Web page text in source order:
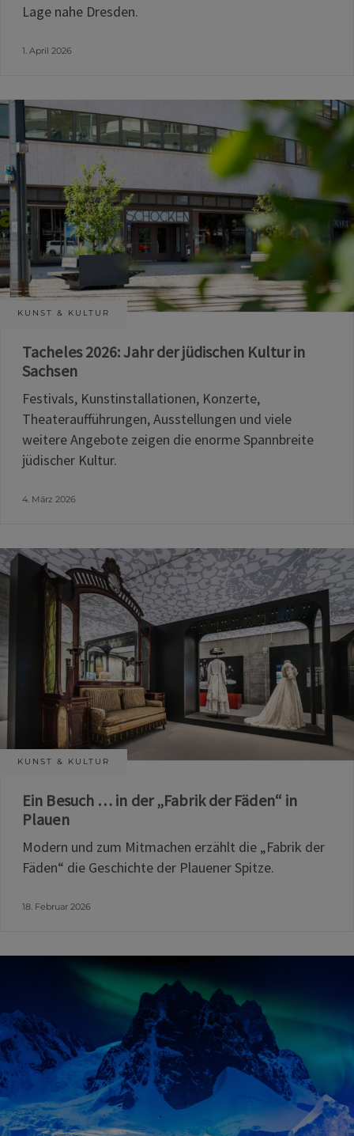
Lage nahe Dresden.
1. April 2026
KUNST & KULTUR
Tacheles 2026: Jahr der jüdischen Kultur in
Sachsen
Festivals, Kunstinstallationen, Konzerte,
Theateraufführungen, Ausstellungen und viele
weitere Angebote zeigen die enorme Spannbreite
jüdischer Kultur.
4. März 2026
KUNST & KULTUR
Ein Besuch … in der „Fabrik der Fäden“ in
Plauen
Modern und zum Mitmachen erzählt die „Fabrik der
Fäden“ die Geschichte der Plauener Spitze.
18. Februar 2026